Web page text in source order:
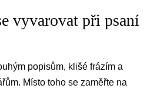
vyvarovat při psaní
popisům, klišé frázím a
Místo toho se zaměřte na